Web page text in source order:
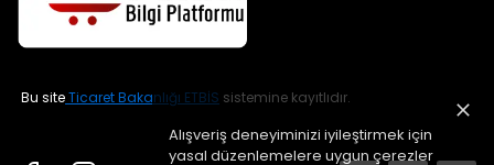
Alışveriş deneyiminizi iyileştirmek için
yasal düzenlemelere uygun çerezler
Bu siteTicaret Bakanlığı ETBİS sistemine kayıtlıdır.